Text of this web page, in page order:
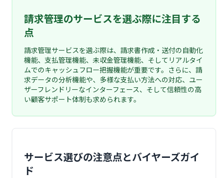
請求管理のサービスを選ぶ際に注目する
点
請求管理サービスを選ぶ際は、請求書作成・送付の自動化
機能、支払管理機能、未収金管理機能、そしてリアルタイ
ムでのキャッシュフロー把握機能が重要です。さらに、請
求データの分析機能や、多様な支払い方法への対応、ユー
ザーフレンドリーなインターフェース、そして信頼性の高
い顧客サポート体制も求められます。
サービス選びの注意点とバイヤーズガイ
ド